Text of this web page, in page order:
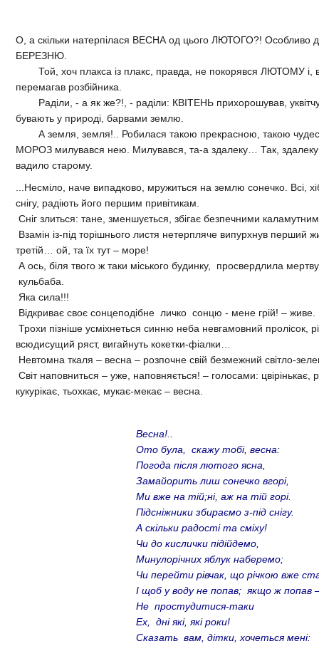
О, а скільки натерпілася ВЕСНА од цього ЛЮТОГО?! Особливо
БЕРЕЗНЮ.
Той, хоч плакса із плакс, правда, не покорявся ЛЮТОМУ і,
перемагав розбійника.
Раділи, - а як же?!, - раділи: КВІТЕНЬ прихорошував,
бувають у природі, барвами землю.
А земля, земля!.. Робилася такою прекрасною, такою
МОРОЗ милувався нею. Милувався, та-а здалеку… Так, здалеку
вадило старому.
...Несміло, наче випадково, мружиться на землю сонечко. Всі,
снігу, радіють його першим привітикам.
Сніг злиться: тане, зменшується, збігає безпечними
Взамін із-під торішнього листя нетерпляче випурхнув перший
третій… ой, та їх тут – море!
А ось, біля твого ж таки міського будинку, просвердлила
кульбаба.
Яка сила!!!
Відкриває своє сонцеподібне личко сонцю - мене грій! – живе.
Трохи пізніше усміхнеться синню неба невгамовний пролісок,
всюдисущий ряст, вигайнуть кокетки-фіалки…
Невтомна ткаля – весна – розпочне свій безмежний світло-
Світ наповниться – уже, наповняється! – голосами: цвірінькає,
кукурікає, тьохкає, мукає-мекає – весна.
Весна!..
Ото була, скажу тобі, весна:
Погода після лютого ясна,
Замайорить лиш сонечко вгорі,
Ми вже на тій;ні, аж на тій горі.
Підсніжники збираємо з-під снігу.
А скільки радості та сміху!
Чи до кислички підійдемо,
Минулорічних яблук наберемо;
Чи перейти рівчак, що річкою вже
І щоб у воду не попав; якщо ж попав
Не простудитися-таки
Ех, дні які, які роки!
Сказать вам, дітки, хочеться мені: